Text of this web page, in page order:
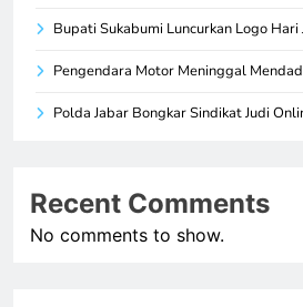
Bupati Sukabumi Luncurkan Logo Hari
Pengendara Motor Meninggal
Polda Jabar Bongkar Sindikat Judi
Recent Comments
No comments to show.